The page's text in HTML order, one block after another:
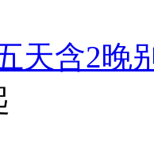
天含2晚